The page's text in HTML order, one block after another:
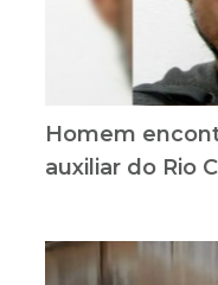
Homem
auxiliar do Rio